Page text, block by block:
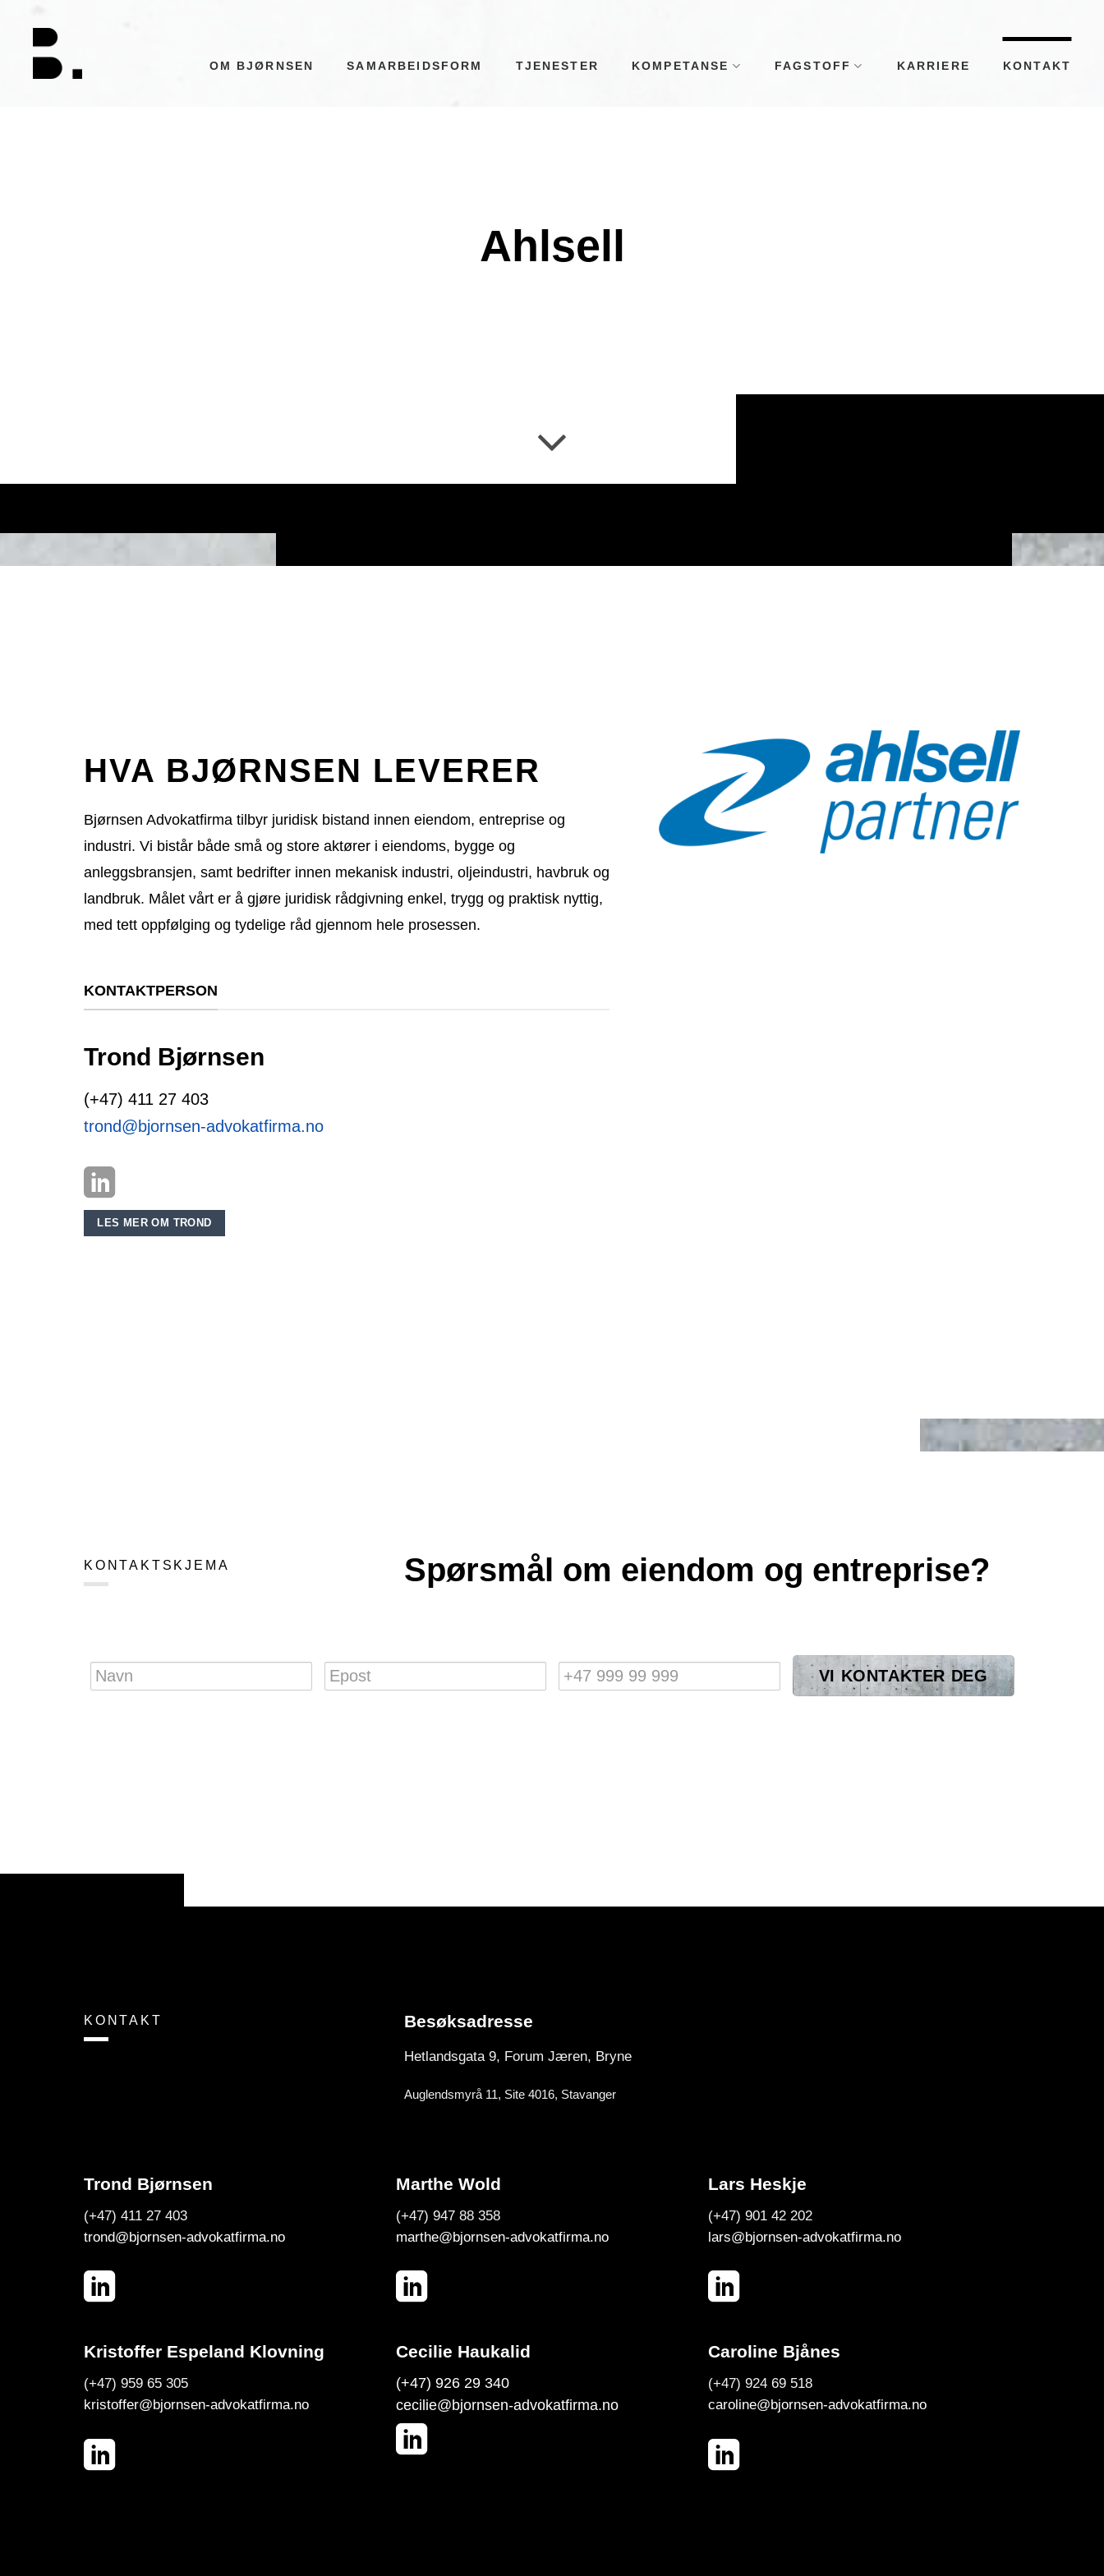
content
OM BJØRNSEN SAMARBEIDSFORM TJENESTER KOMPETANSE FAGSTOFF KARRIERE KONTAKT
Ahlsell
HVA BJØRNSEN LEVERER
Bjørnsen Advokatfirma tilbyr juridisk bistand innen eiendom, entreprise og
industri. Vi bistår både små og store aktører i eiendoms, bygge og
anleggsbransjen, samt bedrifter innen mekanisk industri, oljeindustri, havbruk og
landbruk. Målet vårt er å gjøre juridisk rådgivning enkel, trygg og praktisk nyttig,
med tett oppfølging og tydelige råd gjennom hele prosessen.
KONTAKTPERSON
Trond Bjørnsen
(+47) 411 27 403
trond@bjornsen-advokatfirma.no
LES MER OM TROND
KONTAKTSKJEMA Spørsmål om eiendom og entreprise?
Navn Epost Tlf.
KONTAKT Besøksadresse
Hetlandsgata 9, Forum Jæren, Bryne
Auglendsmyrå 11, Site 4016, Stavanger
Trond Bjørnsen
(+47) 411 27 403
trond@bjornsen-advokatfirma.no
Marthe Wold
(+47) 947 88 358
marthe@bjornsen-advokatfirma.no
Lars Heskje
(+47) 901 42 202
lars@bjornsen-advokatfirma.no
Kristoffer Espeland Klovning
(+47) 959 65 305
kristoffer@bjornsen-advokatfirma.no
Cecilie Haukalid
(+47) 926 29 340
cecilie@bjornsen-advokatfirma.no
Caroline Bjånes
(+47) 924 69 518
caroline@bjornsen-advokatfirma.no